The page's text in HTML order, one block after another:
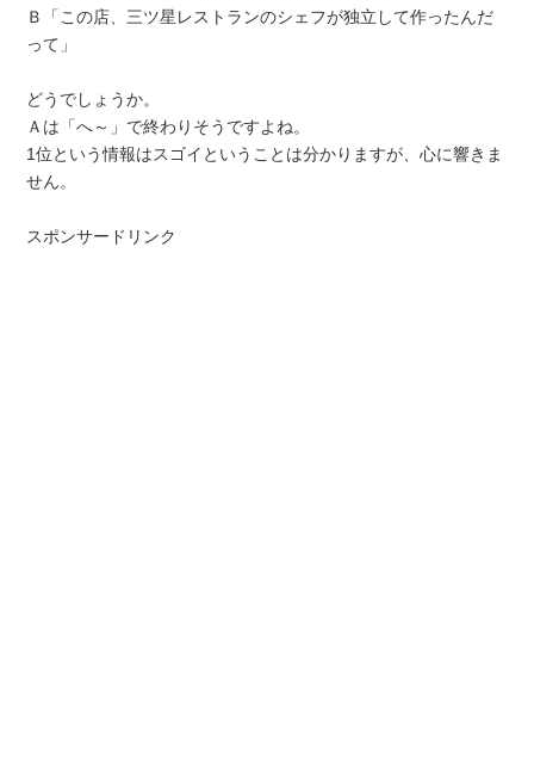
Ｂ「この店、三ツ星レストランのシェフが独立して作ったんだ
って」
どうでしょうか。
Ａは「へ～」で終わりそうですよね。
1位という情報はスゴイということは分かりますが、心に響きま
せん。
スポンサードリンク